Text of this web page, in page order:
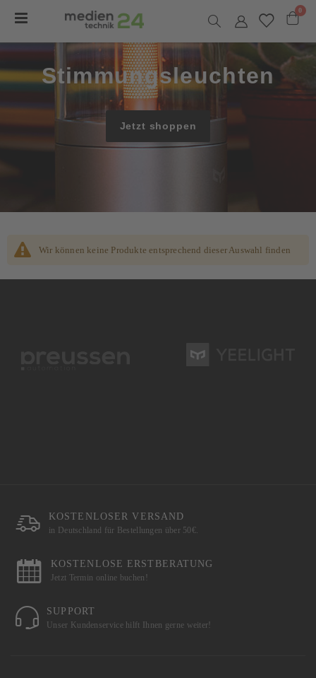
Navigation
0
Stimmungsleuchten
Jetzt shoppen
Wir können keine Produkte entsprechend dieser Auswahl finden
KOSTENLOSER VERSAND
in Deutschland für Bestellungen über 50€.
KOSTENLOSE ERSTBERATUNG
Jetzt Termin online buchen!
SUPPORT
Unser Kundenservice hilft Ihnen gerne weiter!